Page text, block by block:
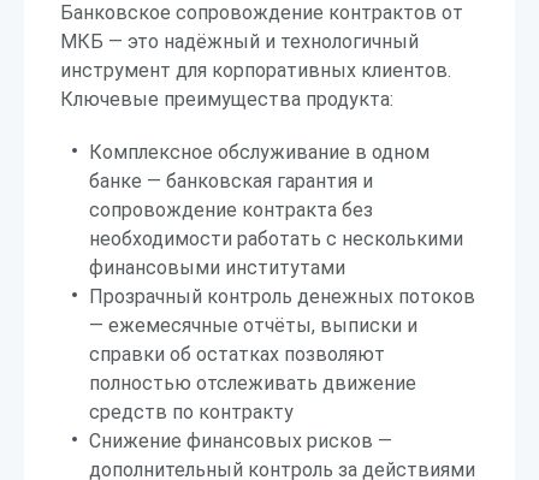
Банковское сопровождение контрактов от
МКБ — это надёжный и технологичный
инструмент для корпоративных клиентов.
Ключевые преимущества продукта:
Комплексное обслуживание в одном
банке — банковская гарантия и
сопровождение контракта без
необходимости работать с несколькими
финансовыми институтами
Прозрачный контроль денежных потоков
— ежемесячные отчёты, выписки и
справки об остатках позволяют
полностью отслеживать движение
средств по контракту
Снижение финансовых рисков —
дополнительный контроль за действиями